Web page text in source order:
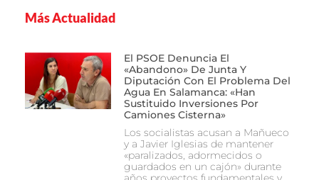
Más Actualidad
El PSOE Denuncia El
«abandono» De Junta Y
Diputación Con El Problema Del
Agua En Salamanca: «Han
Sustituido Inversiones Por
Camiones Cisterna»
Los socialistas acusan a Mañueco
y a Javier Iglesias de mantener
«paralizados, adormecidos o
guardados en un cajón» durante